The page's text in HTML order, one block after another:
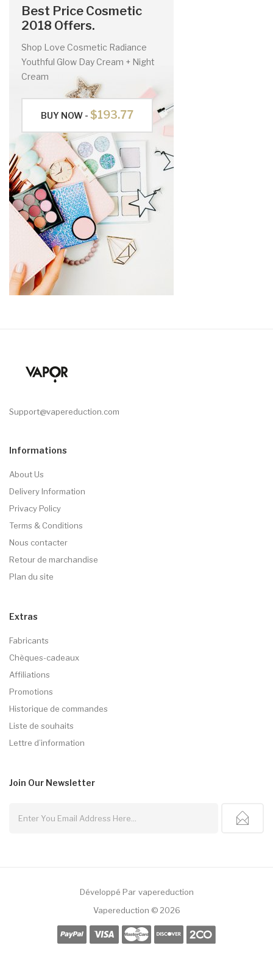
Best Price Cosmetic
2018 Offers.
Shop Love Cosmetic Radiance
Youthful Glow Day Cream + Night
Cream
BUY NOW - $193.77
Support@vapereduction.com
Informations
About Us
Delivery Information
Privacy Policy
Terms & Conditions
Nous contacter
Retour de marchandise
Plan du site
Extras
Fabricants
Chèques-cadeaux
Affiliations
Promotions
Historique de commandes
Liste de souhaits
Lettre d’information
Join Our Newsletter
Développé Par Vapereduction
Vapereduction © 2026